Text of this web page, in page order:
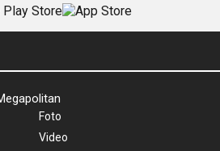
Foto
Video